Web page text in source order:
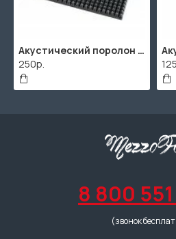
Акустический поролон "Пирамида" / 480x480х30мм / Темно-серый
8 800
(звонок